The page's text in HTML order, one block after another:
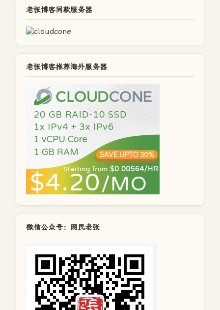
老张博客同款服务器
老张博客推荐海外服务器
微信公众号：网民老张